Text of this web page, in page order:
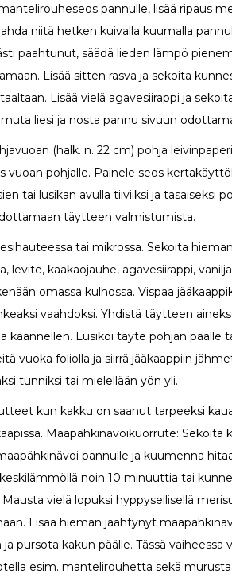
pannulle, lisää ripaus
niitä hetken kuivalla kuumalla
paahtunut, säädä lieden lämpö
Lisää sitten rasva ja sekoita
Lisää vielä agavesiirappi ja
liesi ja nosta pannu sivuun
(halk. n. 22 cm) pohja
vuoan pohjalle. Painele seos
tai lusikan avulla tiiviiksi ja tasaiseksi
täytteen valmistumista.
tai mikrossa. Sekoita
levite, kaakaojauhe, agavesiirappi,
omassa kulhossa. Vispaa
vaahdoksi. Yhdistä täytteen
käännellen. Lusikoi täyte pohjan päälle
vuoka foliolla ja siirrä jääkaappiin
tunniksi tai mielellään yön yli.
kun kakku on saanut tarpeeksi
Maapähkinävoikuorrute: Sekoita
pannulle ja kuumenna
noin 10 minuuttia tai
vielä lopuksi hyppysellisellä
Lisää hieman jäähtynyt
pursota kakun päälle. Tässä vaiheessa
esim. mantelirouhetta sekä